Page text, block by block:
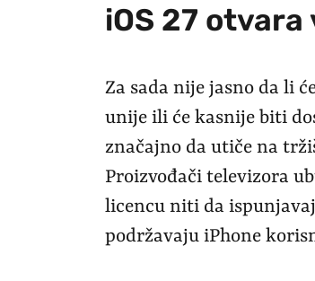
iOS 27
Za sada nije jasno da li
unije ili će kasnije biti
značajno da utiče na
Proizvođači televizora
licencu niti da
podržavaju iPhone